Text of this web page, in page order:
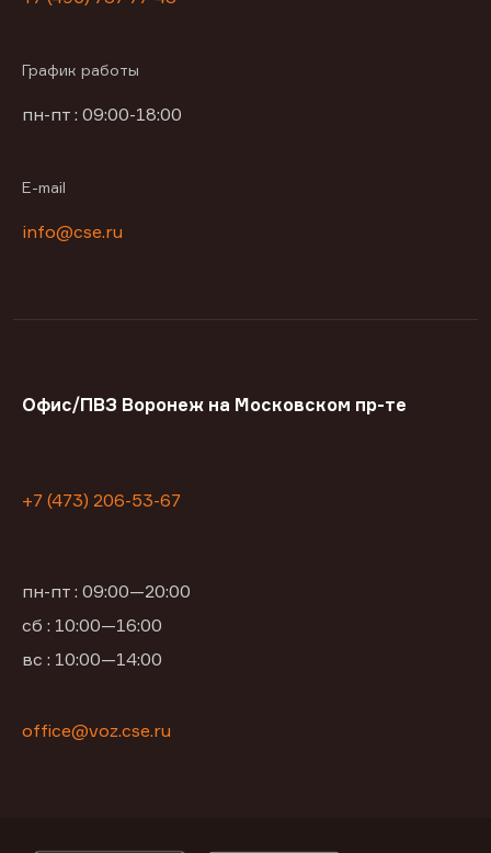
График работы
пн-пт : 09:00-18:00
E-mail
info@cse.ru
Офис/ПВЗ Воронеж на Московском пр-те
+7 (473) 206-53-67
пн-пт : 09:00—20:00
сб : 10:00—16:00
вс : 10:00—14:00
office@voz.cse.ru